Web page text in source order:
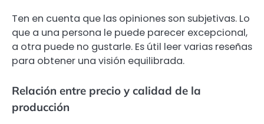
Ten en cuenta que las opiniones son subjetivas. Lo
que a una persona le puede parecer excepcional,
a otra puede no gustarle. Es útil leer varias reseñas
para obtener una visión equilibrada.
Relación entre precio y calidad de la
producción